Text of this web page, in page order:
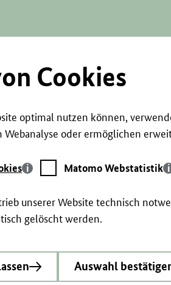
Cookies
optimal nutzen können,
oder ermöglichen
Matomo
Webstatistik
Matomo Webstatistik
unserer Website technisch
gelöscht werden.
Auswahl